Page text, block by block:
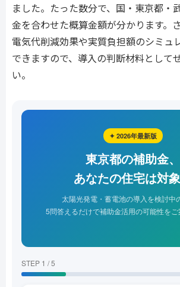
ました。たった数分で、国・東京都・
金を合わせた概算金額が分かります。
電気代削減効果や実質負担額のシミュ
できますので、導入の判断材料として
い。
✦ 2026年最新版
東京都の補助金、
あなたの住宅は対
太陽光発電・蓄電池の導入を検討中
5問答えるだけで補助金活用の可能性をご
STEP 1 / 5